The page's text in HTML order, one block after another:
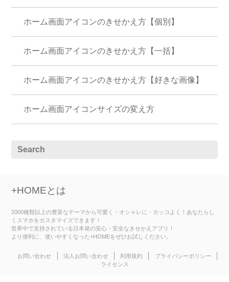
ホーム画面アイコンのきせかえ方【個別】
ホーム画面アイコンのきせかえ方【一括】
ホーム画面アイコンのきせかえ方【好きな画像】
ホーム画面アイコンサイズの変え方
+HOMEとは
2000種類以上の豊富なテーマから可愛く・オシャレに・カッコよく！あなたらし
くスマホをカスタマイズできます！
世界中で支持されている日本発の安心・安全なきせかえアプリ！
より便利に、使いやすくなった+HOMEをぜひお試しください。
お問い合わせ 法人お問い合わせ 利用規約
プライバシーポリシー
ライセンス